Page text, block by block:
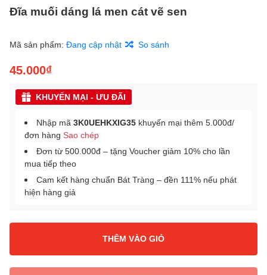
Đĩa muối dáng lá men cát vẽ sen
Mã sản phẩm: Đang cập nhật So sánh
45.000₫
KHUYẾN MẠI - ƯU ĐÃI
Nhập mã 3K0UEHKXIG35 khuyến mại thêm 5.000đ/
đơn hàng Sao chép
Đơn từ 500.000đ – tặng Voucher giảm 10% cho lần
mua tiếp theo
Cam kết hàng chuẩn Bát Tràng – đền 111% nếu phát
hiện hàng giả
THÊM VÀO GIỎ